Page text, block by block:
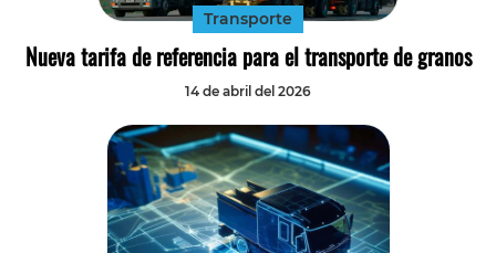
Transporte
Nueva tarifa de referencia para el transporte de granos
14 de abril del 2026